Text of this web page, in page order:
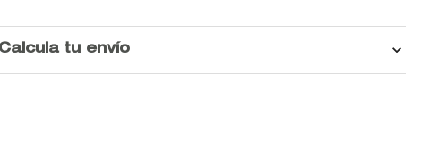
Calcula tu envío